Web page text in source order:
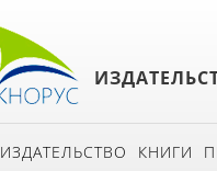
ИЗДАТЕЛЬСТВО КНИГИ